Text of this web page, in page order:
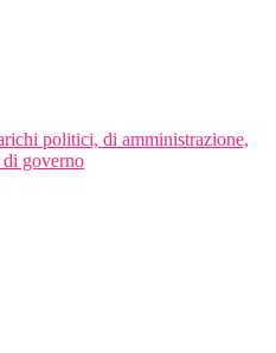
politici, di amministrazione,
governo